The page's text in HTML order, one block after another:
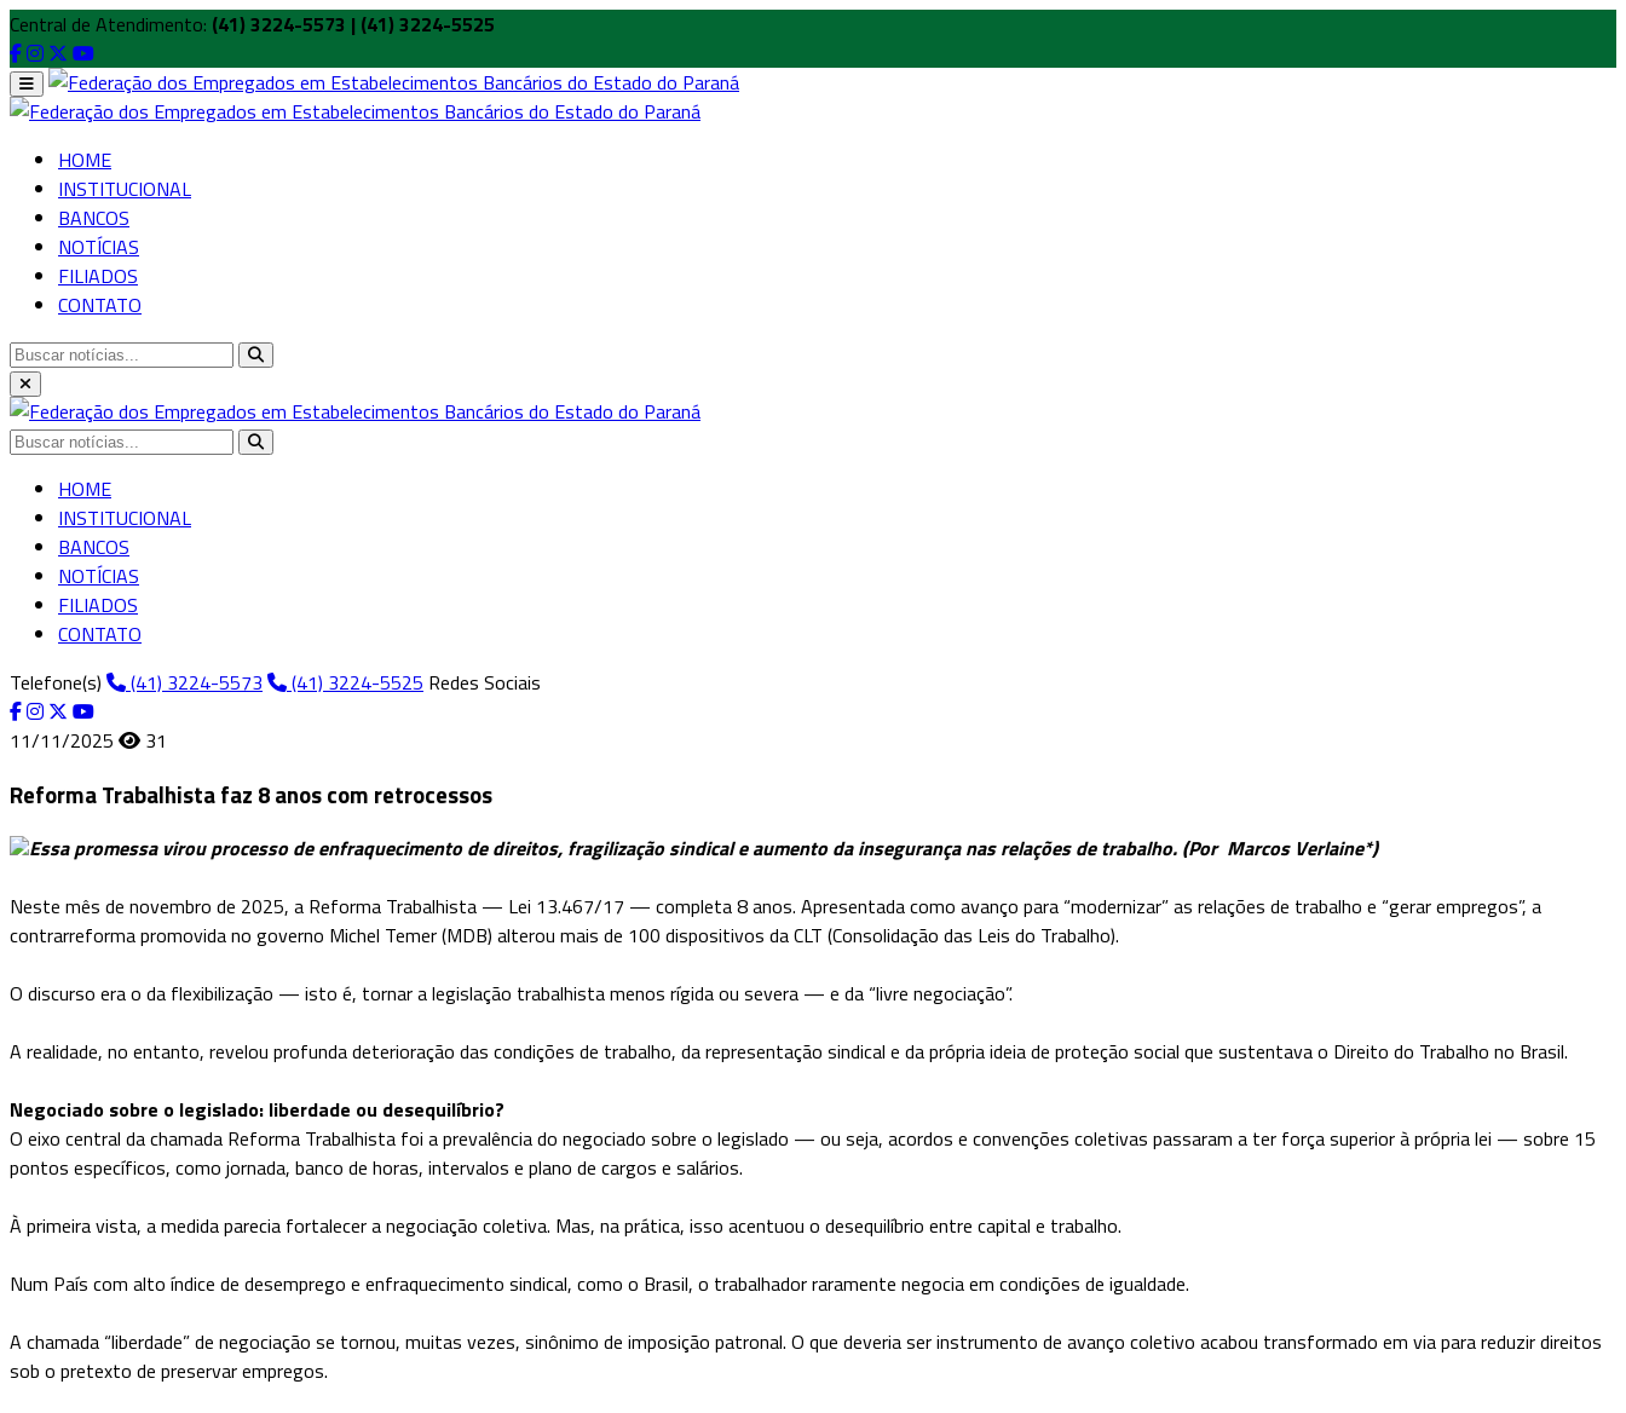
Central de Atendimento: (41) 3224-5573 | (41) 3224-5525
HOME
INSTITUCIONAL
BANCOS
NOTÍCIAS
FILIADOS
CONTATO
HOME
INSTITUCIONAL
BANCOS
NOTÍCIAS
FILIADOS
CONTATO
Telefone(s)
(41) 3224-5573 (41) 3224-5525 Redes Sociais
11/11/2025
31
Reforma Trabalhista faz 8 anos com retrocessos
Essa promessa virou processo de enfraquecimento de direitos, fragilização sindical e aumento da insegurança nas relações de trabalho. (Por Marcos Verlaine*)
Neste mês de novembro de 2025, a Reforma Trabalhista — Lei 13.467/17 — completa 8 anos. Apresentada como avanço para “modernizar” as relações de trabalho e “gerar empregos”, a
contrarreforma promovida no governo Michel Temer (MDB) alterou mais de 100 dispositivos da CLT (Consolidação das Leis do Trabalho).
O discurso era o da flexibilização — isto é, tornar a legislação trabalhista menos rígida ou severa — e da “livre negociação”.
A realidade, no entanto, revelou profunda deterioração das condições de trabalho, da representação sindical e da própria ideia de proteção social que sustentava o Direito do Trabalho no Brasil.
Negociado sobre o legislado: liberdade ou desequilíbrio?
O eixo central da chamada Reforma Trabalhista foi a prevalência do negociado sobre o legislado — ou seja, acordos e convenções coletivas passaram a ter força superior à própria lei — sobre 15
pontos específicos, como jornada, banco de horas, intervalos e plano de cargos e salários.
À primeira vista, a medida parecia fortalecer a negociação coletiva. Mas, na prática, isso acentuou o desequilíbrio entre capital e trabalho.
Num País com alto índice de desemprego e enfraquecimento sindical, como o Brasil, o trabalhador raramente negocia em condições de igualdade.
A chamada “liberdade” de negociação se tornou, muitas vezes, sinônimo de imposição patronal. O que deveria ser instrumento de avanço coletivo acabou transformado em via para reduzir direitos
sob o pretexto de preservar empregos.